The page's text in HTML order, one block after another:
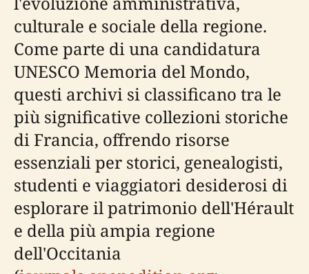
culturale e sociale della regione.
Come parte di una candidatura
UNESCO Memoria del Mondo,
questi archivi si classificano tra le
più significative collezioni storiche
di Francia, offrendo risorse
essenziali per storici, genealogisti,
studenti e viaggiatori desiderosi di
esplorare il patrimonio dell'Hérault
e della più ampia regione
dell'Occitania